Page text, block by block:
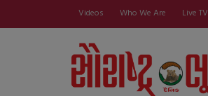
Videos Who We Are Live TV